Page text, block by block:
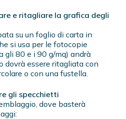
e ritagliare la grafica degli
su un foglio di carta in
si usa per le fotocopie
gli 80 e i 90 g/mq) andrà
dovrà essere ritagliata con
o con una fustella.
gli specchietti
dove basterà